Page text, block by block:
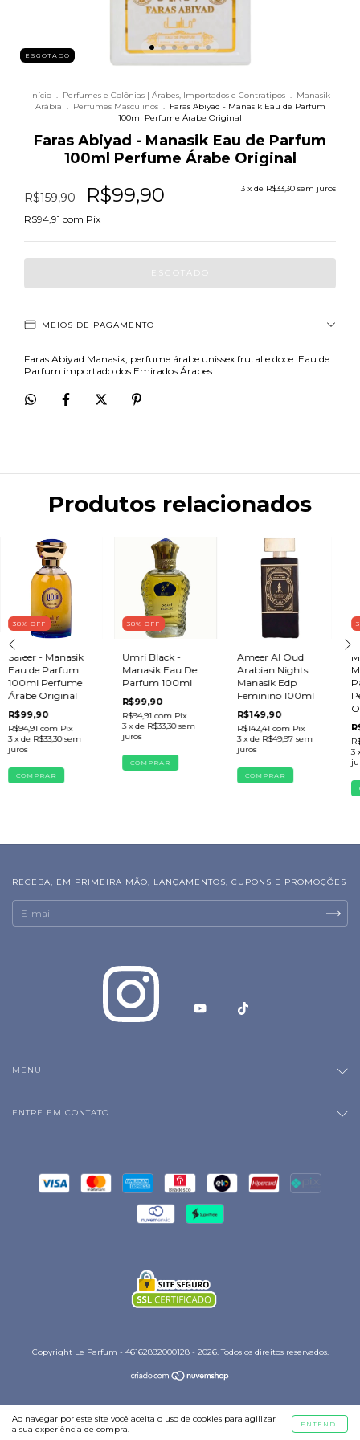
Ao navegar por este site você aceita o uso de cookies para agilizar
a sua experiência de compra.
ENTENDI
ESGOTADO
Início . Perfumes e Colônias | Árabes, Importados e Contratipos . Manasik
Arábia . Perfumes Masculinos . Faras Abiyad - Manasik Eau de Parfum
100ml Perfume Árabe Original
Faras Abiyad - Manasik Eau de Parfum
100ml Perfume Árabe Original
R$159,90 R$99,90 3 x de R$33,30 sem juros
R$94,91 com Pix
MEIOS DE PAGAMENTO
Faras Abiyad Manasik, perfume árabe unissex frutal e doce. Eau de
Parfum importado dos Emirados Árabes
Produtos relacionados
38% OFF
Safeer - Manasik
Eau de Parfum
100ml Perfume
Árabe Original
R$99,90
R$94,91 com Pix
3 x de R$33,30 sem
juros
38%OFF
Umri Black -
Manasik Eau De
Parfum 100ml
R$99,90
R$94,91com Pix
3 x de R$33,30 sem
juros
Ameer Al Oud
Arabian Nights
Manasik Edp
Feminino 100ml
R$149,90
R$142,41 com Pix
3 x de R$49,97 sem
juros
3
RECEBA, EM PRIMEIRA MÃO, LANÇAMENTOS, CUPONS E PROMOÇÕES
MENU
ENTRE EM CONTATO
Copyright Le Parfum - 46162892000128 - 2026. Todos os direitos reservados.